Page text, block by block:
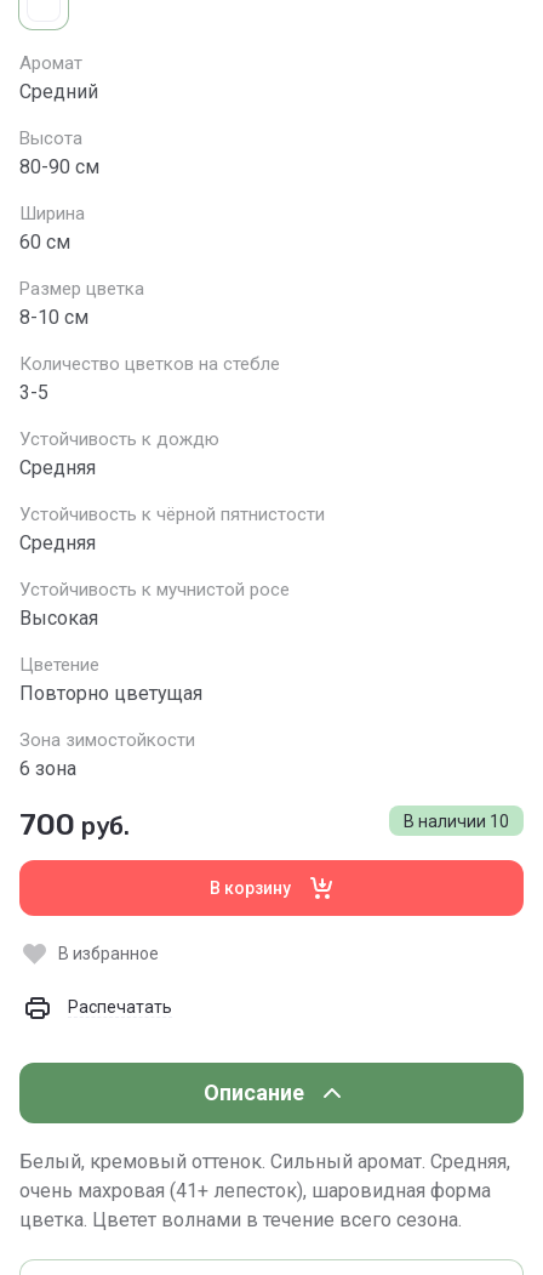
Аромат
Средний
Высота
80-90 см
Ширина
60 см
Размер цветка
8-10 см
Количество цветков на стебле
3-5
Устойчивость к дождю
Средняя
Устойчивость к чёрной пятнистости
Средняя
Устойчивость к мучнистой росе
Высокая
Цветение
Повторно цветущая
Зона зимостойкости
6 зона
В наличии 10
700 руб.
В корзину
В избранное
Распечатать
Описание
Белый, кремовый оттенок. Сильный аромат. Средняя,
очень махровая (41+ лепесток), шаровидная форма
цветка. Цветет волнами в течение всего сезона.